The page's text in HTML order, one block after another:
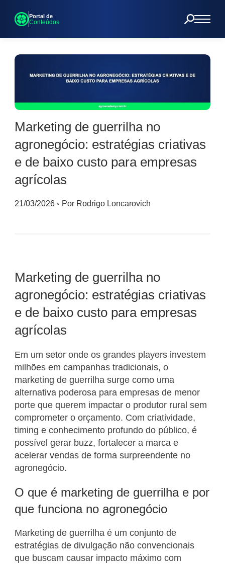
Portal de
Conteúdos
Marketing de guerrilha no
agronegócio: estratégias criativas
e de baixo custo para empresas
agrícolas
21/03/2026 ◦ Por Rodrigo Loncarovich
Marketing de guerrilha no
agronegócio: estratégias criativas
e de baixo custo para empresas
agrícolas
Em um setor onde os grandes players investem
milhões em campanhas tradicionais, o
marketing de guerrilha surge como uma
alternativa poderosa para empresas de menor
porte que querem impactar o produtor rural sem
comprometer o orçamento. Com criatividade,
timing e conhecimento profundo do público, é
possível gerar buzz, fortalecer a marca e
acelerar vendas de forma surpreendente no
agronegócio.
O que é marketing de guerrilha e por
que funciona no agronegócio
Marketing de guerrilha é um conjunto de
estratégias de divulgação não convencionais
que buscam causar impacto máximo com